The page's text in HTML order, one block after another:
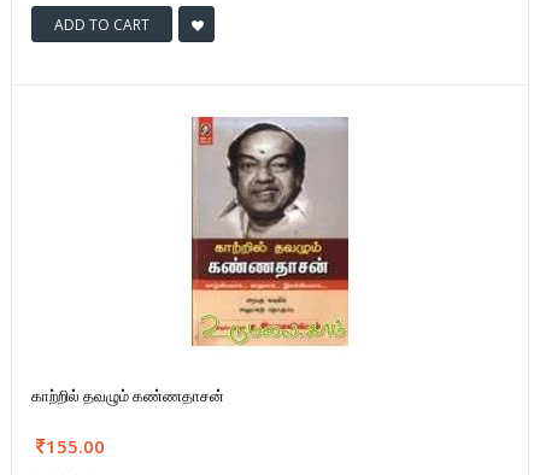
ADD TO CART
காற்றில் தவழும் கண்ணதாசன்
155.00